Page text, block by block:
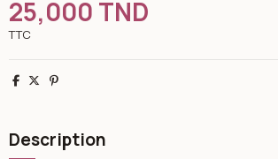
25,000 TND
TTC
Partager
TweetPinterest
Description